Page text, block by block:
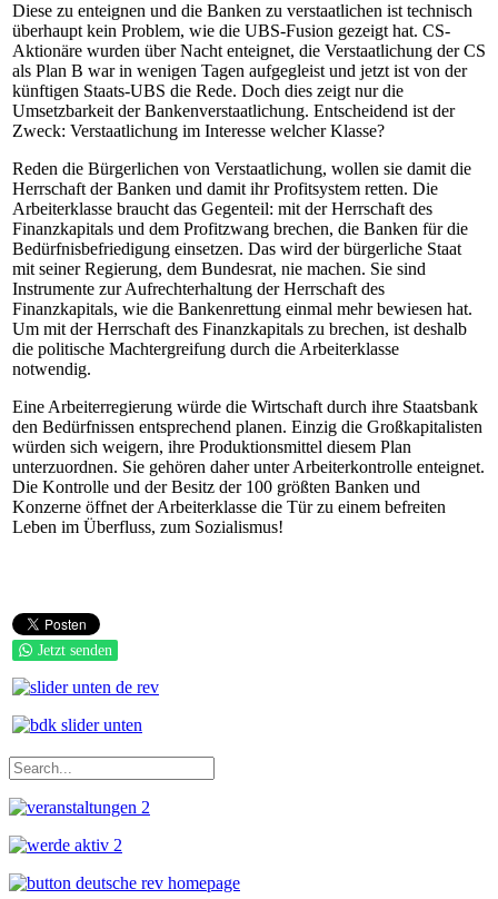
Diese zu enteignen und die Banken zu verstaatlichen ist technisch
überhaupt kein Problem, wie die UBS-Fusion gezeigt hat. CS-
Aktionäre wurden über Nacht enteignet, die Verstaatlichung der CS
als Plan B war in wenigen Tagen aufgegleist und jetzt ist von der
künftigen Staats-UBS die Rede. Doch dies zeigt nur die
Umsetzbarkeit der Bankenverstaatlichung. Entscheidend ist der
Zweck: Verstaatlichung im Interesse welcher Klasse?
Reden die Bürgerlichen von Verstaatlichung, wollen sie damit die
Herrschaft der Banken und damit ihr Profitsystem retten. Die
Arbeiterklasse braucht das Gegenteil: mit der Herrschaft des
Finanzkapitals und dem Profitzwang brechen, die Banken für die
Bedürfnisbefriedigung einsetzen. Das wird der bürgerliche Staat
mit seiner Regierung, dem Bundesrat, nie machen. Sie sind
Instrumente zur Aufrechterhaltung der Herrschaft des
Finanzkapitals, wie die Bankenrettung einmal mehr bewiesen hat.
Um mit der Herrschaft des Finanzkapitals zu brechen, ist deshalb
die politische Machtergreifung durch die Arbeiterklasse
notwendig.
Eine Arbeiterregierung würde die Wirtschaft durch ihre Staatsbank
den Bedürfnissen entsprechend planen. Einzig die Großkapitalisten
würden sich weigern, ihre Produktionsmittel diesem Plan
unterzuordnen. Sie gehören daher unter Arbeiterkontrolle enteignet.
Die Kontrolle und der Besitz der 100 größten Banken und
Konzerne öffnet der Arbeiterklasse die Tür zu einem befreiten
Leben im Überfluss, zum Sozialismus!
Jetzt senden